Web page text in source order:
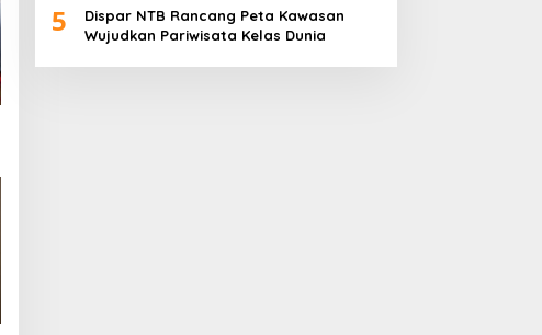
5
Dispar NTB Rancang Peta Kawasan
Wujudkan Pariwisata Kelas Dunia